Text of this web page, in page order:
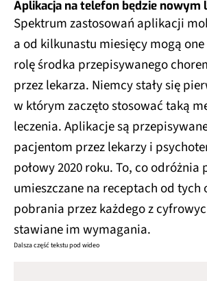
Aplikacja na telefon będzie nowym
Spektrum zastosowań aplikacji
a od kilkunastu miesięcy mogą
rolę środka przepisywanego
przez lekarza. Niemcy stały się
w którym zaczęto stosować taką
leczenia. Aplikacje są
pacjentom przez lekarzy i
połowy 2020 roku. To, co
umieszczane na receptach od tych
pobrania przez każdego z
stawiane im wymagania.
Dalsza część tekstu pod wideo